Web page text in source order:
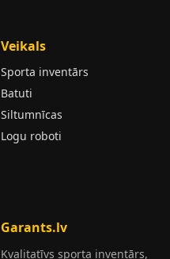
Veikals
Sporta inventārs
Batuti
Siltumnīcas
Logu roboti
Garants.lv
Kvalitatīvs sporta inventārs,